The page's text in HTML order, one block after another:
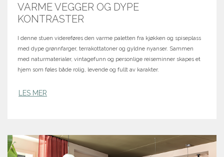
VARME VEGGER OG DYPE
KONTRASTER
I denne stuen videreføres den varme paletten fra kjøkken og spiseplass
med dype grønnfarger, terrakottatoner og gyldne nyanser. Sammen
med naturmaterialer, vintagefunn og personlige reiseminner skapes et
hjem som føles både rolig, levende og fullt av karakter.
LES MER